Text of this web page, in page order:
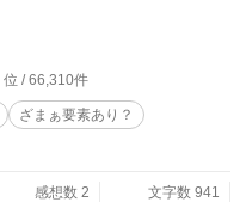
位 / 66,310件
ざまぁ要素あり？
感想数 2
文字数 941